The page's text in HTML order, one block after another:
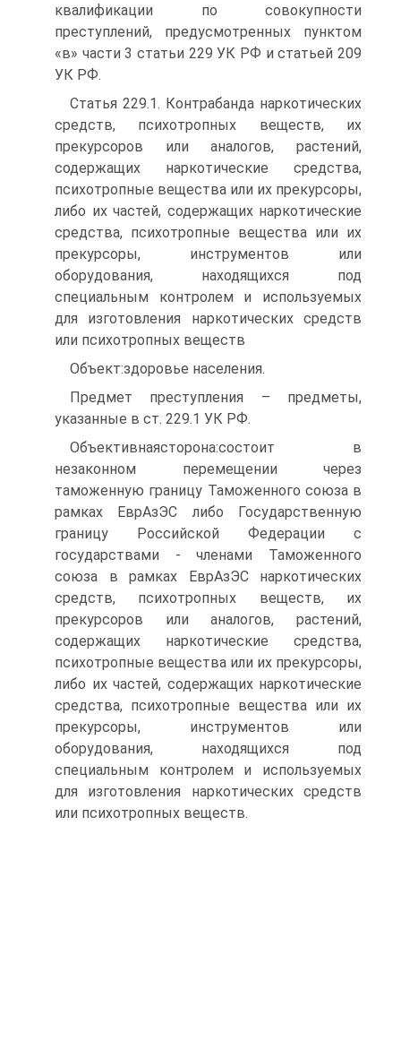
квалификации по совокупности
преступлений, предусмотренных пунктом
«в» части 3 статьи 229 УК РФ и статьей 209
УК РФ.
Статья 229.1. Контрабанда наркотических
средств, психотропных веществ, их
прекурсоров или аналогов, растений,
содержащих наркотические средства,
психотропные вещества или их прекурсоры,
либо их частей, содержащих наркотические
средства, психотропные вещества или их
прекурсоры, инструментов или
оборудования, находящихся под
специальным контролем и используемых
для изготовления наркотических средств
или психотропных веществ
Объект:здоровье населения.
Предмет преступления – предметы,
указанные в ст. 229.1 УК РФ.
Объективнаясторона:состоит в
незаконном перемещении через
таможенную границу Таможенного союза в
рамках ЕврАзЭС либо Государственную
границу Российской Федерации с
государствами - членами Таможенного
союза в рамках ЕврАзЭС наркотических
средств, психотропных веществ, их
прекурсоров или аналогов, растений,
содержащих наркотические средства,
психотропные вещества или их прекурсоры,
либо их частей, содержащих наркотические
средства, психотропные вещества или их
прекурсоры, инструментов или
оборудования, находящихся под
специальным контролем и используемых
для изготовления наркотических средств
или психотропных веществ.